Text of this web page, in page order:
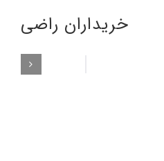
خریداران راضی